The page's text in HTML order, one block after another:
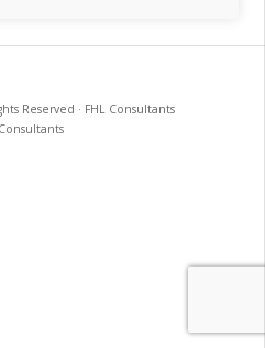
Reserved · FHL Consultants